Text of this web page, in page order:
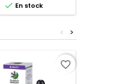
 En stock
>
<
favorite_border